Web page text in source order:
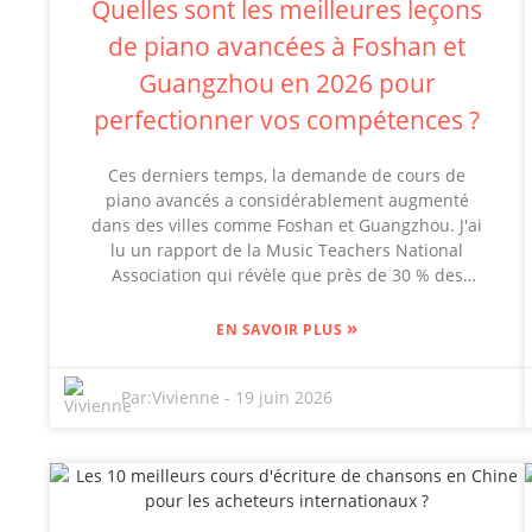
pas toujours simple. Tous les cours ne mettent
pas l'accent sur les compétences pratiques ou
n'offrent pas une véritable compréhension
culturelle. Il est donc important de bien se
renseigner et d'examiner attentivement les
différentes options. L'expérience et la fiabilité
sont des critères essentiels. En réfléchissant à vos
objectifs d'apprentissage, vous tirerez le meilleur
parti de vos cours de chinois et optimiserez vos
efforts.
Quelles sont les meilleures leçons
de piano avancées à Foshan et
Guangzhou en 2026 pour
perfectionner vos compétences ?
Ces derniers temps, la demande de cours de
piano avancés a considérablement augmenté
dans des villes comme Foshan et Guangzhou. J'ai
lu un rapport de la Music Teachers National
Association qui révèle que près de 30 % des
techniques complexes et avancées. Cela montre
bases. Des écoles comme la Foshan Music
domaine. Elles proposent des programmes
approfondis conçus spécifiquement pour ceux qui
EN SAVOIR PLUS »
Par:Vivienne - 19 juin 2026